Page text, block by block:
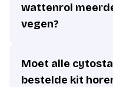
wattenrol
vegen?
Moet alle
bestelde kit